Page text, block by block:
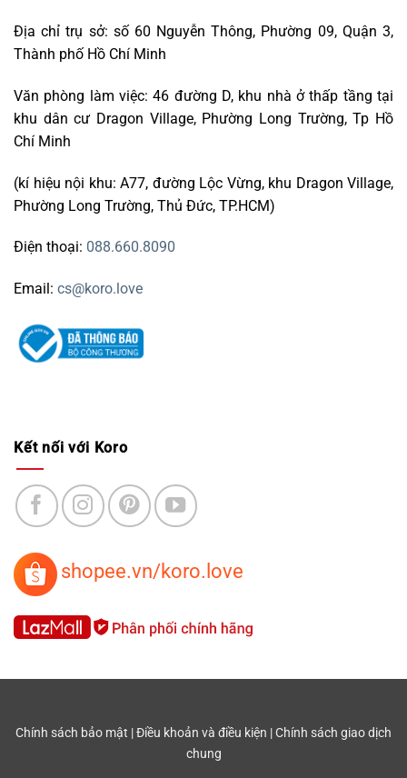
Địa chỉ trụ sở: số 60 Nguyễn Thông, Phường 09, Quận 3,
Thành phố Hồ Chí Minh
Văn phòng làm việc: 46 đường D, khu nhà ở thấp tầng tại
khu dân cư Dragon Village, Phường Long Trường, Tp Hồ
Chí Minh
(kí hiệu nội khu: A77, đường Lộc Vừng, khu Dragon Village,
Phường Long Trường, Thủ Đức, TP.HCM)
Điện thoại: 088.660.8090
Email: cs@koro.love
Kết nối với Koro
shopee.vn/koro.love
Chính sách bảo mật Điều khoản và điều kiện Chính sách giao dịch
chung